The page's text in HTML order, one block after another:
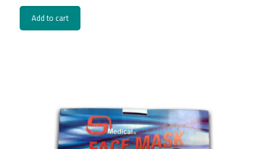
Add to cart